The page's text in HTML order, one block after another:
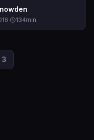
· 134min
3